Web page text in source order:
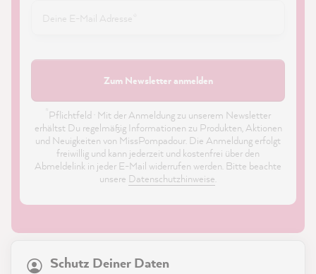
Zum Newsletter anmelden
Pflichtfeld · Mit der Anmeldung zu unserem Newsletter
erhältst Du regelmäßig Informationen zu Produkten, Aktionen
und Neuigkeiten von MissPompadour. Die Anmeldung erfolgt
freiwillig und kann jederzeit und kostenfrei über den
Abmeldelink in jeder E-Mail widerrufen werden. Bitte beachte
unsere Datenschutzhinweise.
Schutz Deiner Daten
21.835Bewertungen